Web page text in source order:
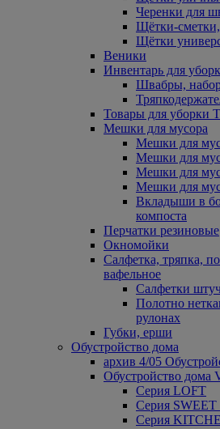
Черенки для
Щётки-
Щётки
Веники
Инвентарь для
Швабры,
Товары для уборки
Мешки для мусора
Мешки для
Мешки для
Мешки для
Мешки для
Вкладыши в
компоста
Перчатки резиновые
Окномойки
Салфетка, тряпка,
вафельное
Салфетки
Полотно
рулонах
Губки, ерши
Обустройство дома
архив 4/05
Обустройство дома
Серия LOFT
Серия
Серия